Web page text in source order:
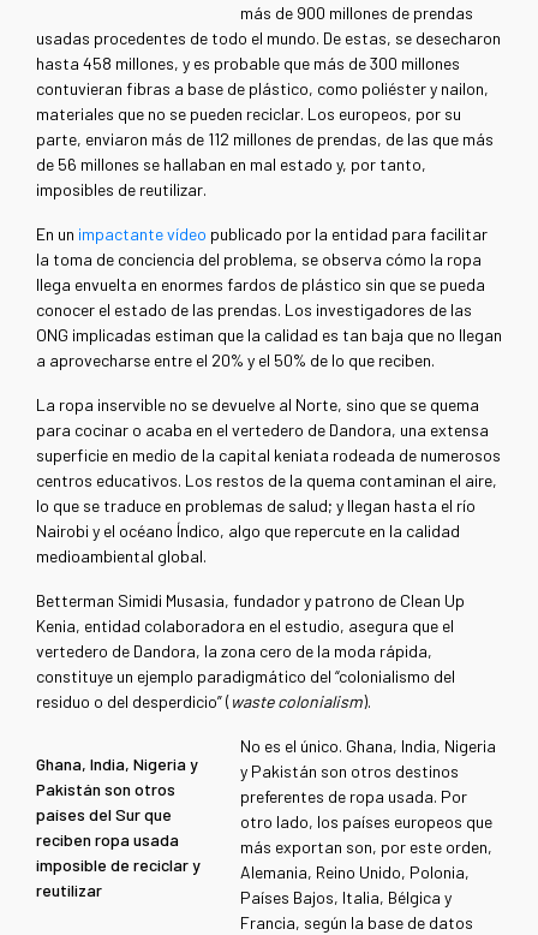
más de 900 millones de prendas
usadas procedentes de todo el mundo. De estas, se desecharon
hasta 458 millones, y es probable que más de 300 millones
contuvieran fibras a base de plástico, como poliéster y nailon,
materiales que no se pueden reciclar. Los europeos, por su
parte, enviaron más de 112 millones de prendas, de las que más
de 56 millones se hallaban en mal estado y, por tanto,
imposibles de reutilizar.
En un impactante vídeo publicado por la entidad para facilitar
la toma de conciencia del problema, se observa cómo la ropa
llega envuelta en enormes fardos de plástico sin que se pueda
conocer el estado de las prendas. Los investigadores de las
ONG implicadas estiman que la calidad es tan baja que no llegan
a aprovecharse entre el 20% y el 50% de lo que reciben.
La ropa inservible no se devuelve al Norte, sino que se quema
para cocinar o acaba en el vertedero de Dandora, una extensa
superficie en medio de la capital keniata rodeada de numerosos
centros educativos. Los restos de la quema contaminan el aire,
lo que se traduce en problemas de salud; y llegan hasta el río
Nairobi y el océano Índico, algo que repercute en la calidad
medioambiental global.
Betterman Simidi Musasia, fundador y patrono de Clean Up
Kenia, entidad colaboradora en el estudio, asegura que el
vertedero de Dandora, la zona cero de la moda rápida,
constituye un ejemplo paradigmático del “colonialismo del
residuo o del desperdicio” (waste colonialism).
Ghana, India, Nigeria y
Pakistán son otros
países del Sur que
reciben ropa usada
imposible de reciclar y
reutilizar
No es el único. Ghana, India, Nigeria
y Pakistán son otros destinos
preferentes de ropa usada. Por
otro lado, los países europeos que
más exportan son, por este orden,
Alemania, Reino Unido, Polonia,
Países Bajos, Italia, Bélgica y
Francia, según la base de datos